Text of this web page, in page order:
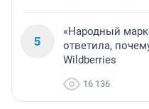
5
«Народный
ответила,
Wildberries
16 136